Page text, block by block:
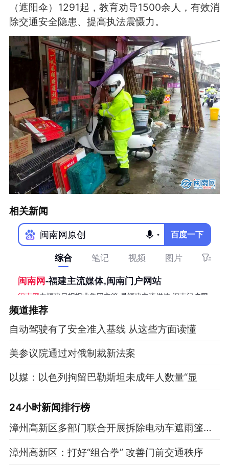
（遮阳伞）1291起，教育劝导1500余人，有效消
除交通安全隐患、提高执法震慑力。
相关新闻
频道推荐
自动驾驶有了安全准入基线 从这些方面读懂
美参议院通过对俄制裁新法案
以媒：以色列拘留巴勒斯坦未成年人数量“显
24小时新闻排行榜
漳州高新区多部门联合开展拆除电动车遮雨篷专项整治行动
漳州高新区：打好“组合拳” 改善门前交通秩序